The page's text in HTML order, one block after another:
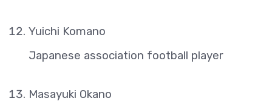
Yuichi Komano
Japanese association football player
Masayuki Okano